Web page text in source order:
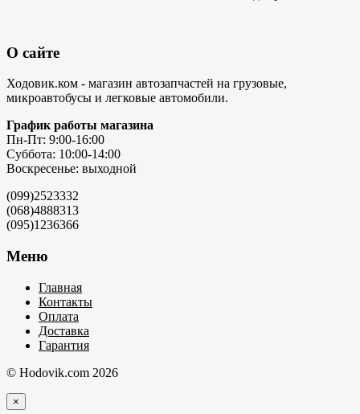
О сайте
Ходовик.ком - магазин автозапчастей на грузовые,
микроавтобусы и легковые автомобили.
График работы магазина
Пн-Пт: 9:00-16:00
Суббота: 10:00-14:00
Воскресенье: выходной
(099)2523332
(068)4888313
(095)1236366
Меню
Главная
Контакты
Оплата
Доставка
Гарантия
© Hodovik.com 2026
×